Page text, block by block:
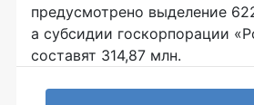
предусмотрено выделение
а субсидии госкорпорации
составят 314,87 млн.